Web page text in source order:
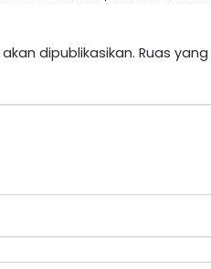
dipublikasikan. Ruas